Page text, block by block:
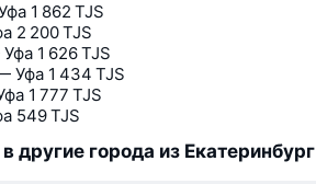
1 862 TJS
2 200 TJS
1 626 TJS
Уфа 1 434 TJS
1 777 TJS
549 TJS
другие города из Екатеринбург